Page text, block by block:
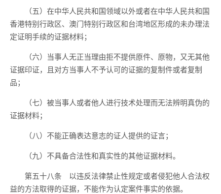
（五）在中华人民共和国领域以外或者在中华人民共和国
香港特别行政区、澳门特别行政区和台湾地区形成的未办理法
定证明手续的证据材料；
（六）当事人无正当理由拒不提供原件、原物，又无其他
证据印证，且对方当事人不予认可的证据的复制件或者复制
品；
（七）被当事人或者他人进行技术处理而无法辨明真伪的
证据材料；
（八）不能正确表达意志的证人提供的证言；
（九）不具备合法性和真实性的其他证据材料。
第五十八条 以违反法律禁止性规定或者侵犯他人合法权
益的方法取得的证据，不能作为认定案件事实的依据。